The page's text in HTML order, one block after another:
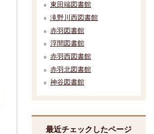
東田端図書館
滝野川西図書館
赤羽図書館
浮間図書館
赤羽西図書館
赤羽北図書館
神谷図書館
最近チェックしたページ